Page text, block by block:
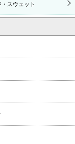
・スウェット